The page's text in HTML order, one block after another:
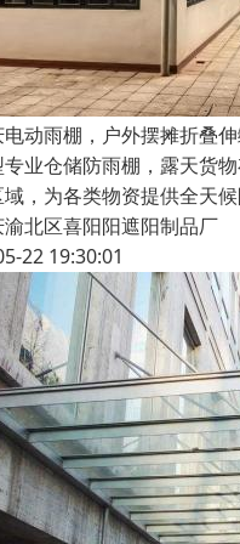
动雨棚，户外摆摊折叠
业仓储防雨棚，露天货
，为各类物资提供全天
北区喜阳阳遮阳制品厂
22 19:30:01